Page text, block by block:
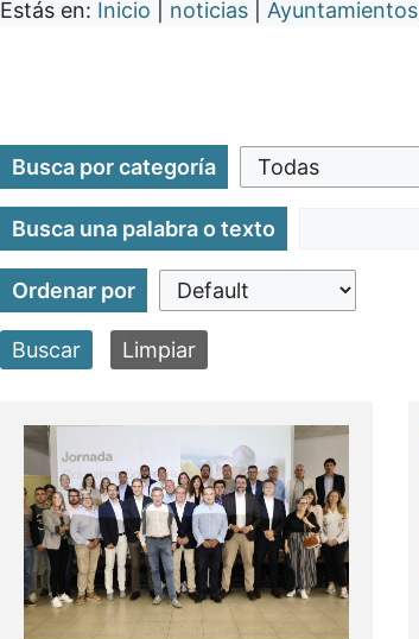
Estás en: Inicio noticias Ayuntamientos
Busca por categoría
Busca una palabra o texto
Ordenar por
Buscar Limpiar